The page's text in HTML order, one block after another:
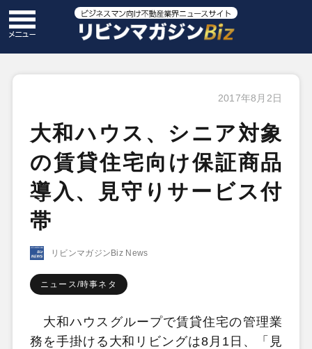
2017年8月2日
大和ハウス、シニア対象
の賃貸住宅向け保証商品
導入、見守りサービス付
帯
リビンマガジンBiz News
ニュース/時事ネタ
大和ハウスグループで賃貸住宅の管理業
務を手掛ける大和リビングは8月1日、「見